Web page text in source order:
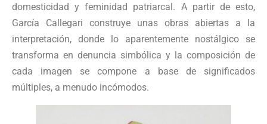
domesticidad y feminidad patriarcal. A partir de esto,
García Callegari construye unas obras abiertas a la
interpretación, donde lo aparentemente nostálgico se
transforma en denuncia simbólica y la composición de
cada imagen se compone a base de significados
múltiples, a menudo incómodos.